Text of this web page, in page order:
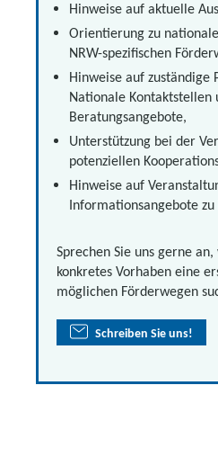
Hinweise auf aktuelle
Orientierung zu
NRW-spezifischen
Hinweise auf zuständige
Nationale Kontaktstellen
Beratungsangebote,
Unterstützung bei der
potenziellen
Hinweise auf
Informationsangebote
Sprechen Sie uns gerne
konkretes Vorhaben eine
möglichen Förderwegen
Schreiben Sie uns!